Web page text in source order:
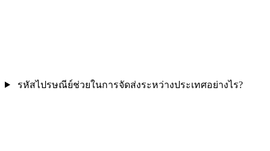
รหัสไปรษณีย์ช่วยในการจัดส่งระหว่างประเทศอย่างไร?